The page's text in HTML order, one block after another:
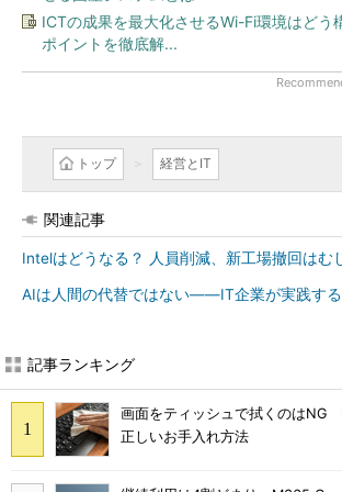
ICTの成果を最大化させるWi-Fi環境はど
ポイントを徹底解...
トップ 経営とIT
関連記事
Intelはどうなる？ 人員削減、新工場撤回はむ
AIは人間の代替ではない――IT企業が実践する
記事ランキング
画面をティッシュで拭くのはNG
正しいお手入れ方法